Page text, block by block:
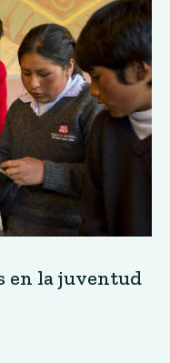
en la juventud